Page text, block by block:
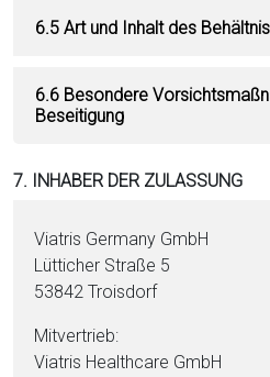
6.5 Art und Inhalt des
6.6 Besondere
Beseitigung
7. INHABER DER ZULASSUNG
Viatris Germany GmbH
Lütticher Straße 5
53842 Troisdorf
Mitvertrieb:
Viatris Healthcare GmbH